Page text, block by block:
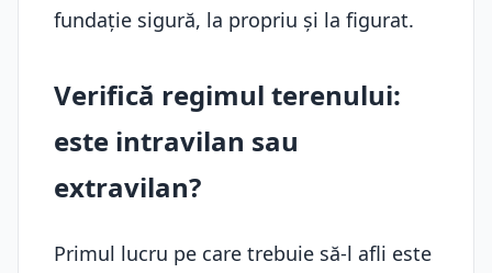
fundație sigură, la propriu și la figurat.
Verifică regimul terenului:
este intravilan sau
extravilan?
Primul lucru pe care trebuie să-l afli este